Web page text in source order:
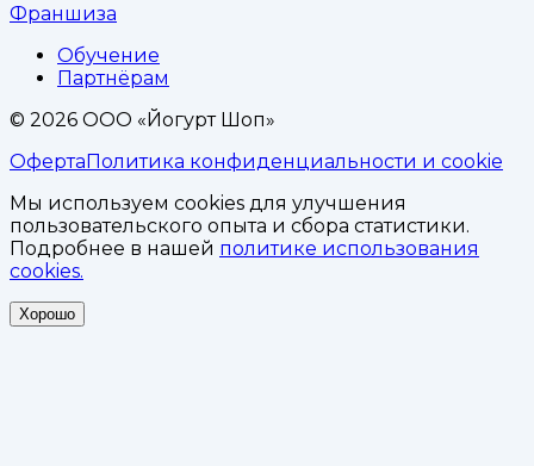
Франшиза
Обучение
Партнёрам
© 2026 ООО «Йогурт Шоп»
ОфертаПолитика конфиденциальности и cookie
Мы используем cookies для улучшения
пользовательского опыта и сбора статистики.
Подробнее в нашей политике использования
cookies.
Хорошо